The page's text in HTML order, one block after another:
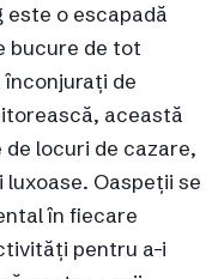
este o escapadă
bucure de tot
de
această
locuri de cazare,
Oaspeții se
în fiecare
pentru a-i